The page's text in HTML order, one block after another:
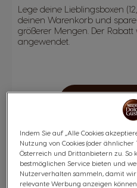
Lege deine Lieblingsboxen
deinen Warenkorb und
größerer Mengen. Der
angewendet.
JETZT
Indem Sie auf „Alle Cookies
Nutzung von Cookies (oder ähnlicher
Österreich und Drittanbietern zu. So
bestmöglichen Service bieten und
Nutzerverhalten sammeln, damit
relevante Werbung anzeigen